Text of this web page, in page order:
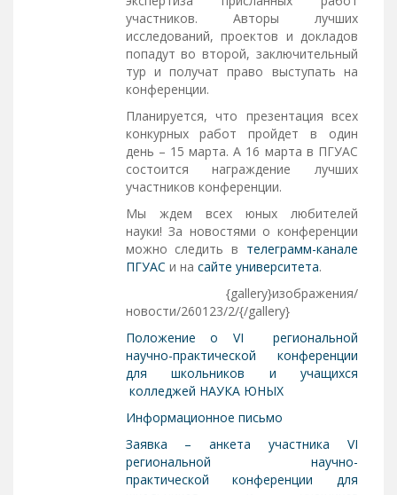
участников. Авторы лучших
исследований, проектов и докладов
попадут во второй, заключительный
тур и получат право выступать на
конференции.
Планируется, что презентация всех
конкурных работ пройдет в один
день – 15 марта. А 16 марта в ПГУАС
состоится награждение лучших
участников конференции.
Мы ждем всех юных любителей
науки! За новостями о конференции
можно следить в телеграмм-канале
ПГУАС и на сайте университета.
{gallery}изображения/
новости/260123/2/{/gallery}
Положение о VI региональной
научно-практической конференции
для школьников и учащихся
колледжей НАУКА ЮНЫХ
Информационное письмо
Заявка – анкета участника VI
региональной научно-
практической конференции для